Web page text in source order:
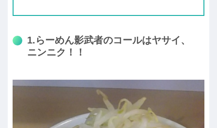
1.らーめん影武者のコールはヤサイ、
ニンニク！！